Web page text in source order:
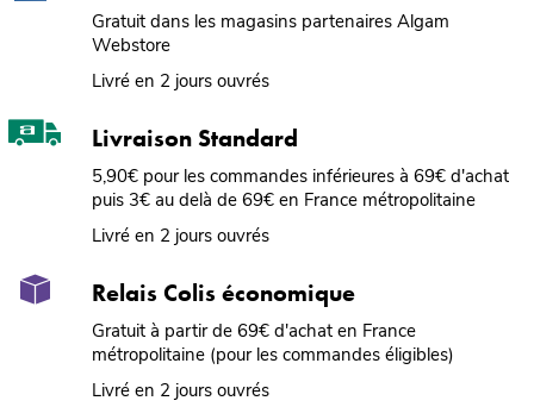
Gratuit dans les magasins partenaires Algam
Webstore
Livré en 2 jours ouvrés
Livraison Standard
5,90€ pour les commandes inférieures à 69€ d'achat
puis 3€ au delà de 69€ en France métropolitaine
Livré en 2 jours ouvrés
Relais Colis économique
Gratuit à partir de 69€ d'achat en France
métropolitaine (pour les commandes éligibles)
Livré en 2 jours ouvrés